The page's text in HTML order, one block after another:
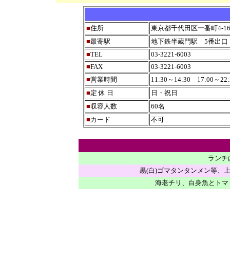
■住所
東京都千代田区一番町4-
■最寄駅
地下鉄半蔵門駅 5番出口
■TEL
03-3221-6003
■FAX
03-3221-6003
■営業時間
11:30～14:30 17:00～
■定 休 日
日・祝日
■収容人数
60名
■カード 不可
ランチ
黒(白)ゴマタンタンメン等、
海老チリ、白身魚とト